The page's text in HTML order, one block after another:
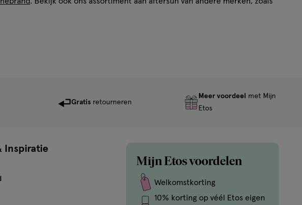
Gratis retourneren
Meer voordeel
met Mijn
Etos
Inspiratie
Mijn Etos voordelen
Welkomstkorting
10% korting op véél Etos eigen